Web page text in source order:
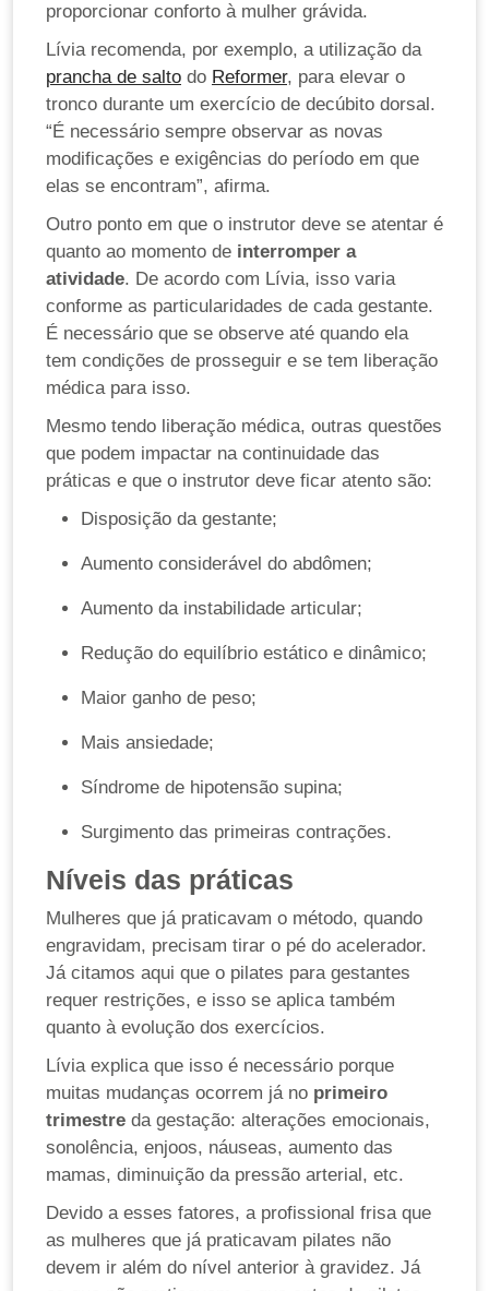
proporcionar conforto à mulher grávida.
Lívia recomenda, por exemplo, a utilização da
prancha de salto do Reformer, para elevar o
tronco durante um exercício de decúbito dorsal.
“É necessário sempre observar as novas
modificações e exigências do período em que
elas se encontram”, afirma.
Outro ponto em que o instrutor deve se atentar é
quanto ao momento de interromper a
atividade. De acordo com Lívia, isso varia
conforme as particularidades de cada gestante.
É necessário que se observe até quando ela
tem condições de prosseguir e se tem liberação
médica para isso.
Mesmo tendo liberação médica, outras questões
que podem impactar na continuidade das
práticas e que o instrutor deve ficar atento são:
Disposição da gestante;
Aumento considerável do abdômen;
Aumento da instabilidade articular;
Redução do equilíbrio estático e dinâmico;
Maior ganho de peso;
Mais ansiedade;
Síndrome de hipotensão supina;
Surgimento das primeiras contrações.
Níveis das práticas
Mulheres que já praticavam o método, quando
engravidam, precisam tirar o pé do acelerador.
Já citamos aqui que o pilates para gestantes
requer restrições, e isso se aplica também
quanto à evolução dos exercícios.
Lívia explica que isso é necessário porque
muitas mudanças ocorrem já no primeiro
trimestre da gestação: alterações emocionais,
sonolência, enjoos, náuseas, aumento das
mamas, diminuição da pressão arterial, etc.
Devido a esses fatores, a profissional frisa que
as mulheres que já praticavam pilates não
devem ir além do nível anterior à gravidez. Já